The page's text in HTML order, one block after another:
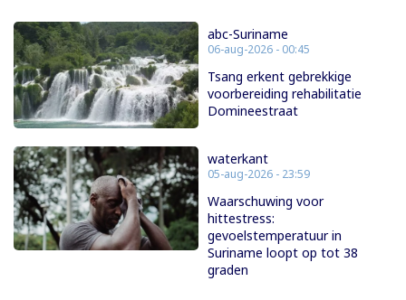
abc-Suriname
06-aug-2026 - 00:45
Tsang erkent gebrekkige
voorbereiding rehabilitatie
Domineestraat
waterkant
05-aug-2026 - 23:59
Waarschuwing voor
hittestress:
gevoelstemperatuur in
Suriname loopt op tot 38
graden